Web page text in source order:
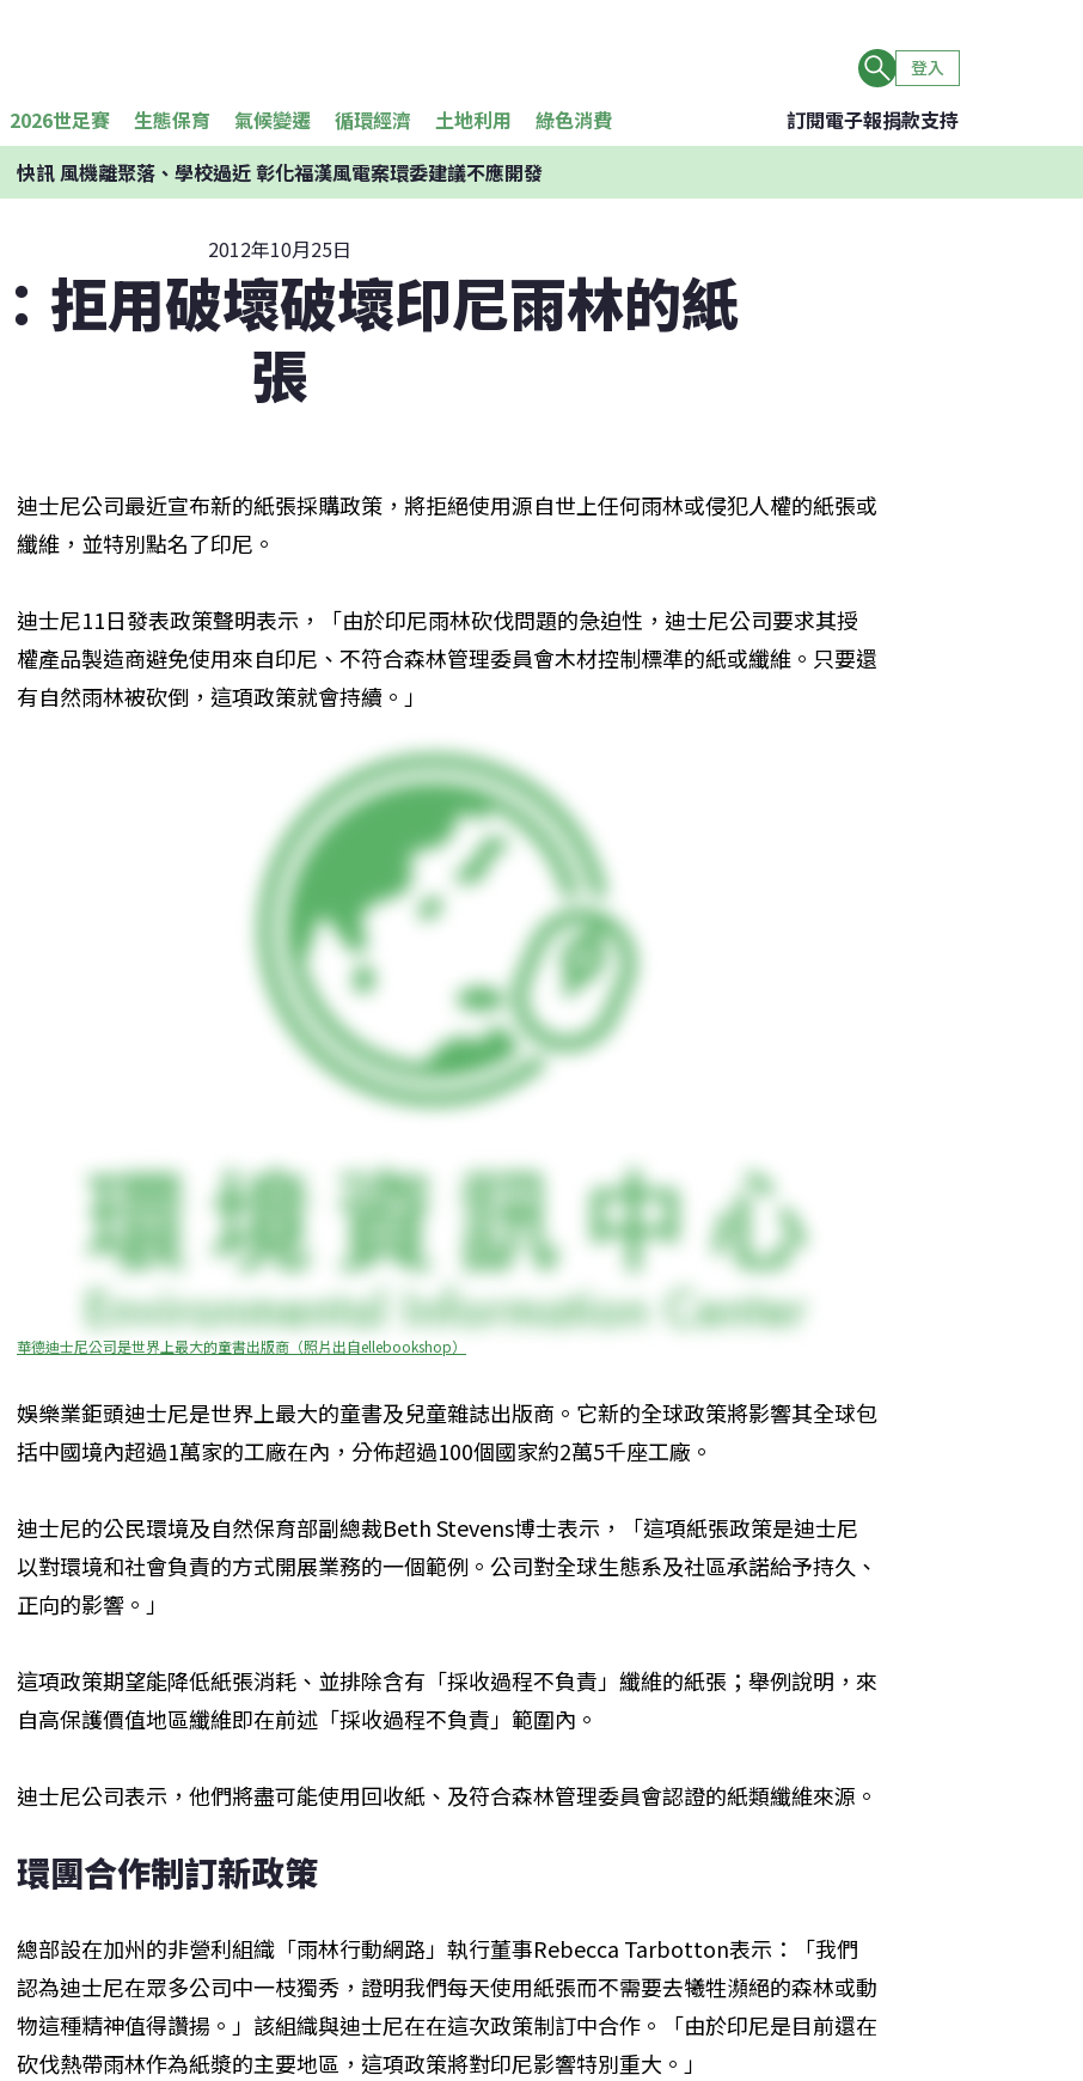
登入
2026世足賽 生態保育 氣候變遷 循環經濟 土地利用 綠色消費 訂閱電子報捐款支持
快訊風機離聚落、學校過近 彰化福漢風電案環委建議不應開發
2012年10月25日
拒用破壞破壞印尼雨林的紙
張
迪士尼公司最近宣布新的紙張採購政策，將拒絕使用源自世上任何雨林或侵犯人權的紙張或
纖維，並特別點名了印尼。
迪士尼11日發表政策聲明表示，「由於印尼雨林砍伐問題的急迫性，迪士尼公司要求其授
權產品製造商避免使用來自印尼、不符合森林管理委員會木材控制標準的紙或纖維。只要還
有自然雨林被砍倒，這項政策就會持續。」
華德迪士尼公司是世界上最大的童書出版商（照片出自ellebookshop）
娛樂業鉅頭迪士尼是世界上最大的童書及兒童雜誌出版商。它新的全球政策將影響其全球包
括中國境內超過1萬家的工廠在內，分佈超過100個國家約2萬5千座工廠。
迪士尼的公民環境及自然保育部副總裁Beth Stevens博士表示，「這項紙張政策是迪士尼
以對環境和社會負責的方式開展業務的一個範例。公司對全球生態系及社區承諾給予持久、
正向的影響。」
這項政策期望能降低紙張消耗、並排除含有「採收過程不負責」纖維的紙張；舉例說明，來
自高保護價值地區纖維即在前述「採收過程不負責」範圍內。
迪士尼公司表示，他們將盡可能使用回收紙、及符合森林管理委員會認證的紙類纖維來源。
環團合作制訂新政策
總部設在加州的非營利組織「雨林行動網路」執行董事Rebecca Tarbotton表示：「我們
認為迪士尼在眾多公司中一枝獨秀，證明我們每天使用紙張而不需要去犧牲瀕絕的森林或動
物這種精神值得讚揚。」該組織與迪士尼在在這次政策制訂中合作。「由於印尼是目前還在
砍伐熱帶雨林作為紙漿的主要地區，這項政策將對印尼影響特別重大。」